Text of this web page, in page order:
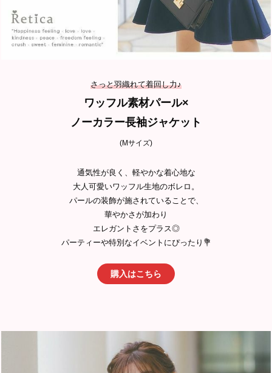
さっと羽織れて着回し力♪
ワッフル素材パール×
ノーカラー長袖ジャケット
(Mサイズ)
通気性が良く、軽やかな着心地な
大人可愛いワッフル生地のボレロ。
パールの装飾が施されていることで、
華やかさが加わり
エレガントさをプラス◎
パーティーや特別なイベントにぴったり💐
購入はこちら